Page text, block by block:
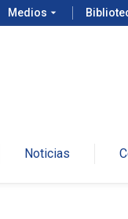
Medios arrow_drop_down
Noticias